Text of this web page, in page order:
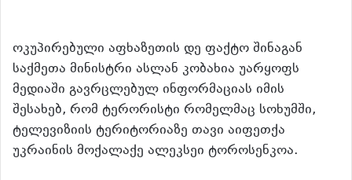
ოკუპირებული აფხაზეთის დე ფაქტო შინაგან
საქმეთა მინისტრი ასლან კობახია უარყოფს
მედიაში გავრცლებულ ინფორმაციას იმის
შესახებ, რომ ტერორისტი რომელმაც სოხუმში,
ტელევიზიის ტერიტორიაზე თავი აიფეთქა
უკრაინის მოქალაქე ალეკსეი ტოროსენკოა.